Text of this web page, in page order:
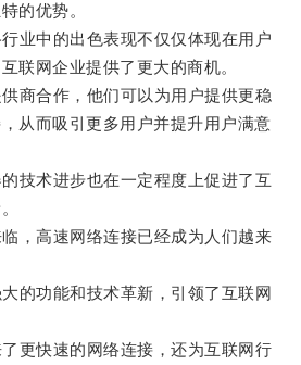
的优势。
中的出色表现不仅仅体现在用户
联网企业提供了更大的商机。
合作，他们可以为用户提供更稳
从而吸引更多用户并提升用户满意
术进步也在一定程度上促进了互
高速网络连接已经成为人们越来
功能和技术革新，引领了互联网
快速的网络连接，还为互联网行